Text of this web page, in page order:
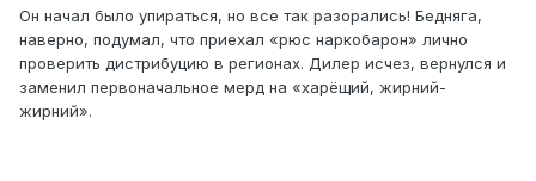
Он начал было упираться, но все так разорались! Бедняга,
наверно, подумал, что приехал «рюс наркобарон» лично
проверить дистрибуцию в регионах. Дилер исчез, вернулся и
заменил первоначальное мерд на «харёщий, жирний-
жирний».